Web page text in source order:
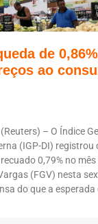
de
ao
– O Índice
(IGP-DI) registrou
0,79% no
(FGV) nesta
do que a esperada